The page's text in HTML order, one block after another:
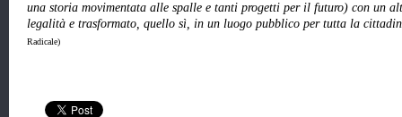
una storia movimentata alle spalle e tanti progetti per il futuro) con un
legalità e trasformato, quello sì, in un luogo pubblico per tutta la
Radicale)